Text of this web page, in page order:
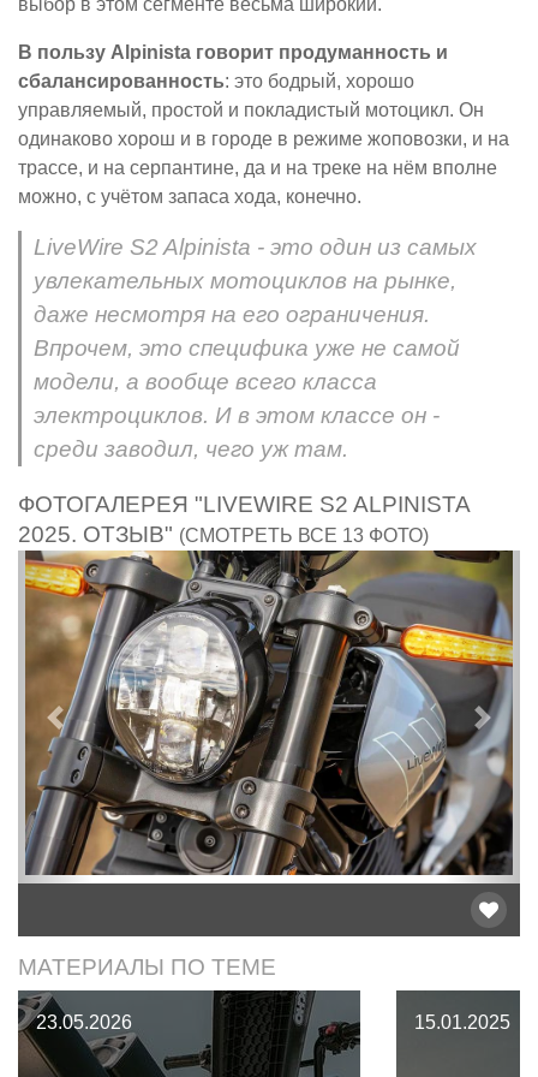
выбор в этом сегменте весьма широкий.
В пользу Alpinista говорит продуманность и
сбалансированность: это бодрый, хорошо
управляемый, простой и покладистый мотоцикл. Он
одинаково хорош и в городе в режиме жоповозки, и на
трассе, и на серпантине, да и на треке на нём вполне
можно, с учётом запаса хода, конечно.
LiveWire S2 Alpinista - это один из самых
увлекательных мотоциклов на рынке,
даже несмотря на его ограничения.
Впрочем, это специфика уже не самой
модели, а вообще всего класса
электроциклов. И в этом классе он -
среди заводил, чего уж там.
ФОТОГАЛЕРЕЯ "LIVEWIRE S2 ALPINISTA
2025. ОТЗЫВ" (СМОТРЕТЬ ВСЕ 13 ФОТО)
Предыдущий
МАТЕРИАЛЫ ПО ТЕМЕ
23.05.2026 15.01.2025